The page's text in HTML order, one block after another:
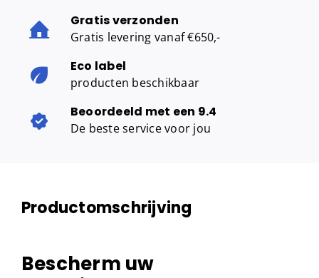
Gratis verzonden
Gratis levering vanaf €650,-
Eco label
producten beschikbaar
Beoordeeld met een 9.4
De beste service voor jou
Productomschrijving
Bescherm uw